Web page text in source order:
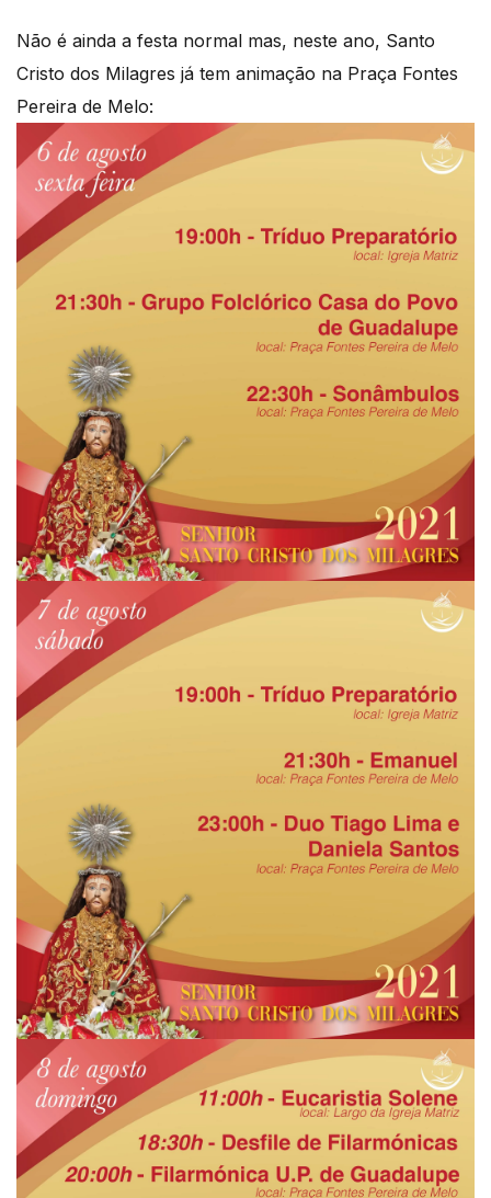
Não é ainda a festa normal mas, neste ano, Santo
Cristo dos Milagres já tem animação na Praça Fontes
Pereira de Melo: